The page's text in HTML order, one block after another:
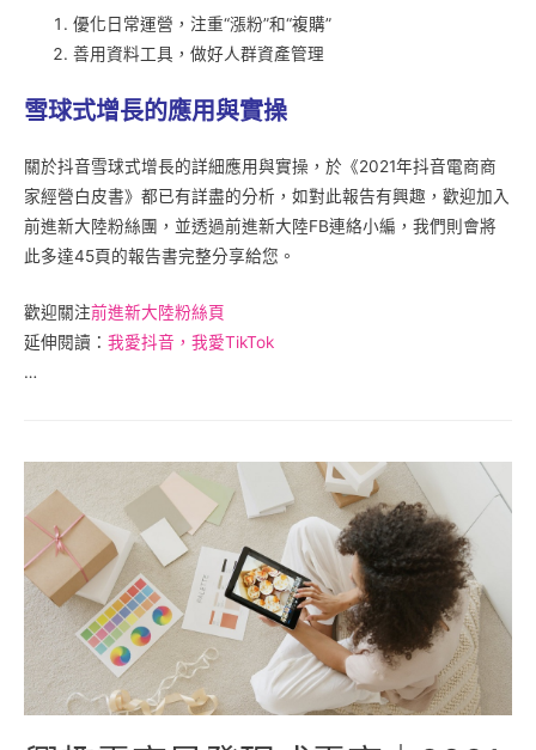
優化日常運營，注重“漲粉”和“複購”
善用資料工具，做好人群資產管理
雪球式增長的應用與實操
關於抖音雪球式增長的詳細應用與實操，於《2021年抖音電商商
家經營白皮書》都已有詳盡的分析，如對此報告有興趣，歡迎加入
前進新大陸粉絲團，並透過前進新大陸FB連絡小編，我們則會將
此多達45頁的報告書完整分享給您。
歡迎關注前進新大陸粉絲頁
延伸閱讀： 我愛抖音，我愛TikTok
…